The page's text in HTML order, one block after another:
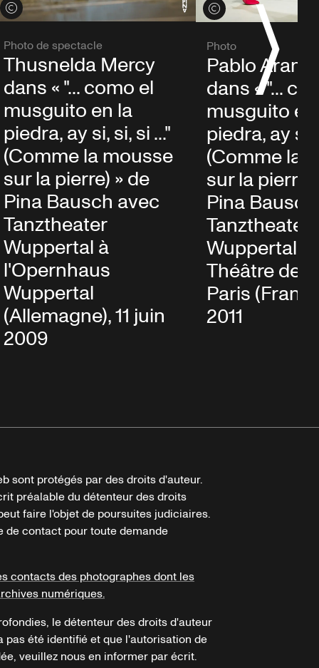
Voir les crédits
Photo de spectacle
Thusnelda Mercy
dans « "... como el
musguito en la
piedra, ay si, si, si ..."
(Comme la mousse
sur la pierre) » de
Pina Bausch avec
Tanztheater
Wuppertal à
l'Opernhaus
Wuppertal
(Allemagne), 11 juin
2009
Voir les crédits
Photo
Pablo Aran
dans « "...
musguito
piedra, ay si,
(Comme la
sur la pierre)
Pina
Tanztheater
Wuppertal
Théâtre de
Paris
2011
sont protégés par des droits d'auteur.
préalable du détenteur des droits
faire l'objet de poursuites judiciaires.
de contact pour toute demande
contacts des photographes dont les
numériques.
le détenteur des droits d'auteur
été identifié et que l'autorisation de
veuillez nous en informer par écrit.